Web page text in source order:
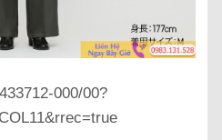
000/00?